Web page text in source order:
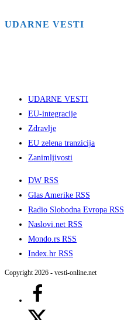
UDARNE VESTI
UDARNE VESTI
EU-integracije
Zdravlje
EU zelena tranzicija
Zanimljivosti
DW RSS
Glas Amerike RSS
Radio Slobodna Evropa RSS
Naslovi.net RSS
Mondo.rs RSS
Index.hr RSS
Copyright 2026 - vesti-online.net